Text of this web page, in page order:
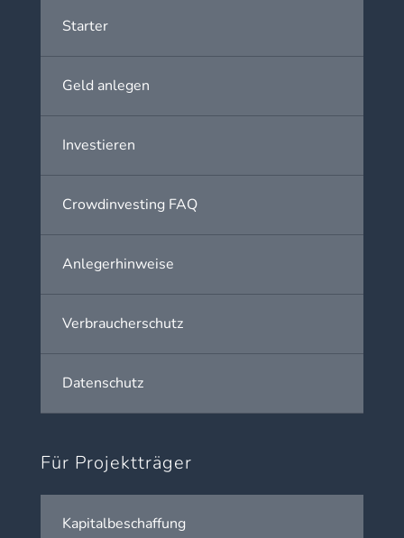
Starter
Geld anlegen
Investieren
Crowdinvesting FAQ
Anlegerhinweise
Verbraucherschutz
Datenschutz
Für Projektträger
Kapitalbeschaffung